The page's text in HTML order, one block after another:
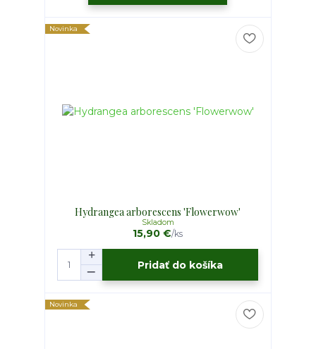
Novinka
Hydrangea arborescens 'Flowerwow'
15,90 €/ks
Skladom
Pridať do košíka
Novinka